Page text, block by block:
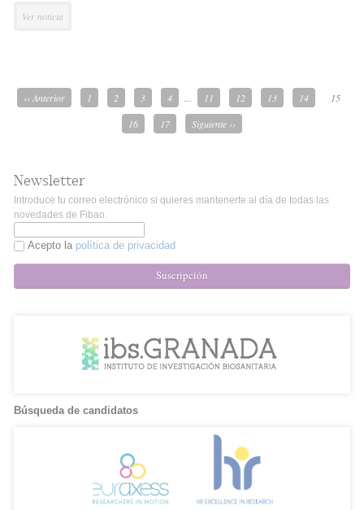
Ver noticia
‹‹ Anterior 1 2 3 4 11 12 13 14
15
16
17 Siguiente ››
Newsletter
Introduce tu correo electrónico si quieres mantenerte al día de todas las
novedades de Fibao.
Acepto la política de privacidad
Suscripción
Búsqueda de candidatos